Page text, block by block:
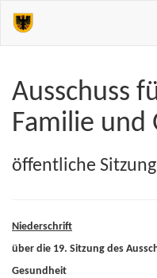
Ausschuss
Familie und
öffentliche
Niederschrift
über die 19. Sitzung des
Gesundheit